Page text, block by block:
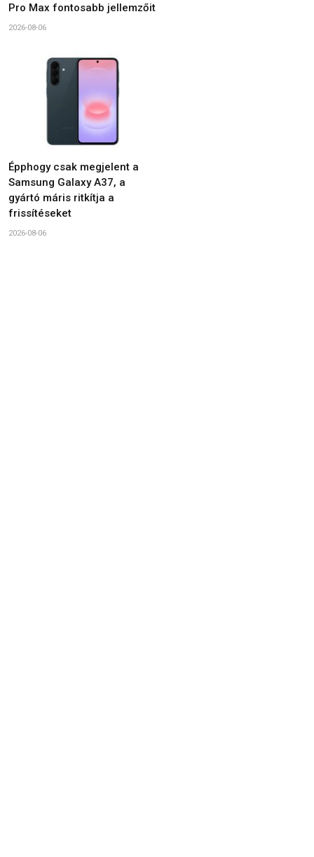
Pro Max fontosabb jellemzőit
2026-08-06
Épphogy csak megjelent a
Samsung Galaxy A37, a
gyártó máris ritkítja a
frissítéseket
2026-08-06